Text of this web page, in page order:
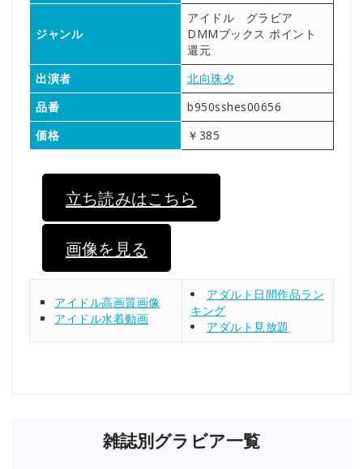
ジャンル
アイドル グラビア
DMMブックス ポイント
還元
出演者
北向珠夕
品番
b950sshes00656
価格
￥385
立ち読みはこちら
画像を見る
アイドル高画質画像
アイドル水着動画
アダルト日間作品ラン
キング
アダルト見放題
雑誌別グラビア一覧